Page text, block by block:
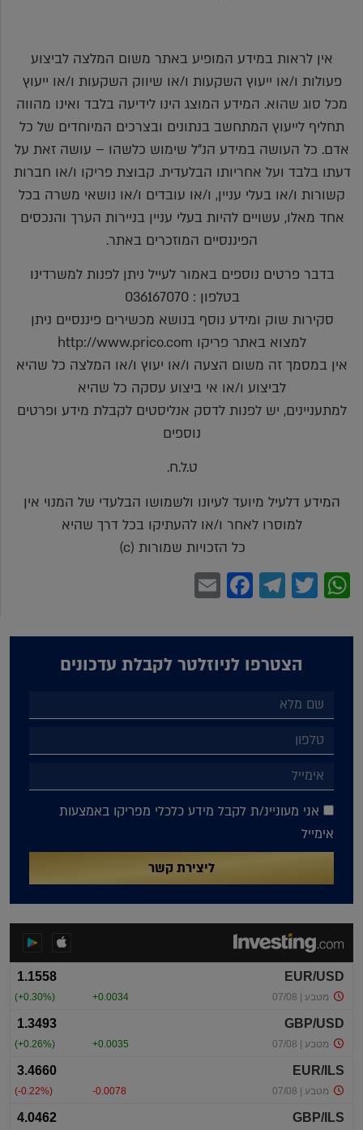
אין לראות במידע המופיע באתר משום המלצה לביצוע
פעולות ו/או ייעוץ השקעות ו/או שיווק השקעות ו/או ייעוץ
מכל סוג שהוא. המידע המוצג הינו לידיעה בלבד ואינו מהווה
תחליף לייעוץ המתחשב בנתונים ובצרכים המיוחדים של כל
אדם. כל העושה במידע הנ"ל שימוש כלשהו – עושה זאת על
דעתו בלבד ועל אחריותו הבלעדית. קבוצת פריקו ו/או חברות
קשורות ו/או בעלי עניין, ו/או עובדים ו/או נושאי משרה בכל
אחד מאלו, עשויים להיות בעלי עניין בניירות הערך והנכסים
הפיננסיים המוזכרים באתר.
בדבר פרטים נוספים באמור לעייל ניתן לפנות למשרדינו
בטלפון : 036167070
סקירות שוק ומידע נוסף בנושא מכשירים פיננסיים ניתן
למצוא באתר פריקו http://www.prico.com
אין במסמך זה משום הצעה ו/או יעוץ ו/או המלצה כל שהיא
לביצוע ו/או אי ביצוע עסקה כל שהיא
למתעניינים, יש לפנות לדסק אנליסטים לקבלת מידע ופרטים
נוספים
ט.ל.ח.
המידע דלעיל מיועד לעיונו ולשמושו הבלעדי של המנוי אין
למוסרו לאחר ו/או להעתיקו בכל דרך שהיא
כל הזכויות שמורות (c)
WhatsApp
Twitter
Telegram
Facebook
הצטרפו לניוזלטר לקבלת עדכונים
אני מעוניינ/ת לקבל מידע כלכלי מפריקו באמצעות
אימייל
ליצירת קשר